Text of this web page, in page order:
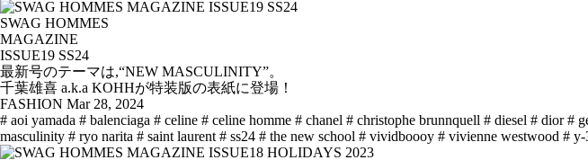
SWAG HOMMES
MAGAZINE
ISSUE19 SS24
最新号のテーマは,“NEW MASCULINITY”。
千葉雄喜 a.k.a KOHHが特装版の表紙に登場！
FASHION Mar 28, 2024
# aoi yamada # balenciaga # celine # celine homme # chanel # christophe brunnquell # diesel # dior #
masculinity # ryo narita # saint laurent # ss24 # the new school # vividboooy # vivienne westwood # y-